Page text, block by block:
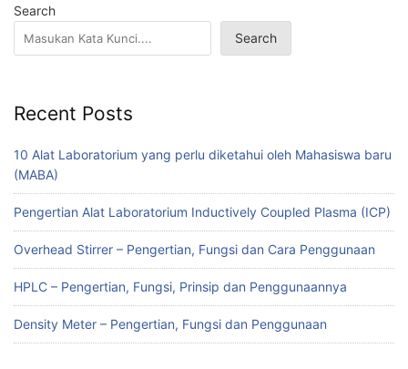
Search
Search
Recent Posts
10 Alat Laboratorium yang perlu diketahui oleh Mahasiswa baru
(MABA)
Pengertian Alat Laboratorium Inductively Coupled Plasma (ICP)
Overhead Stirrer – Pengertian, Fungsi dan Cara Penggunaan
HPLC – Pengertian, Fungsi, Prinsip dan Penggunaannya
Density Meter – Pengertian, Fungsi dan Penggunaan